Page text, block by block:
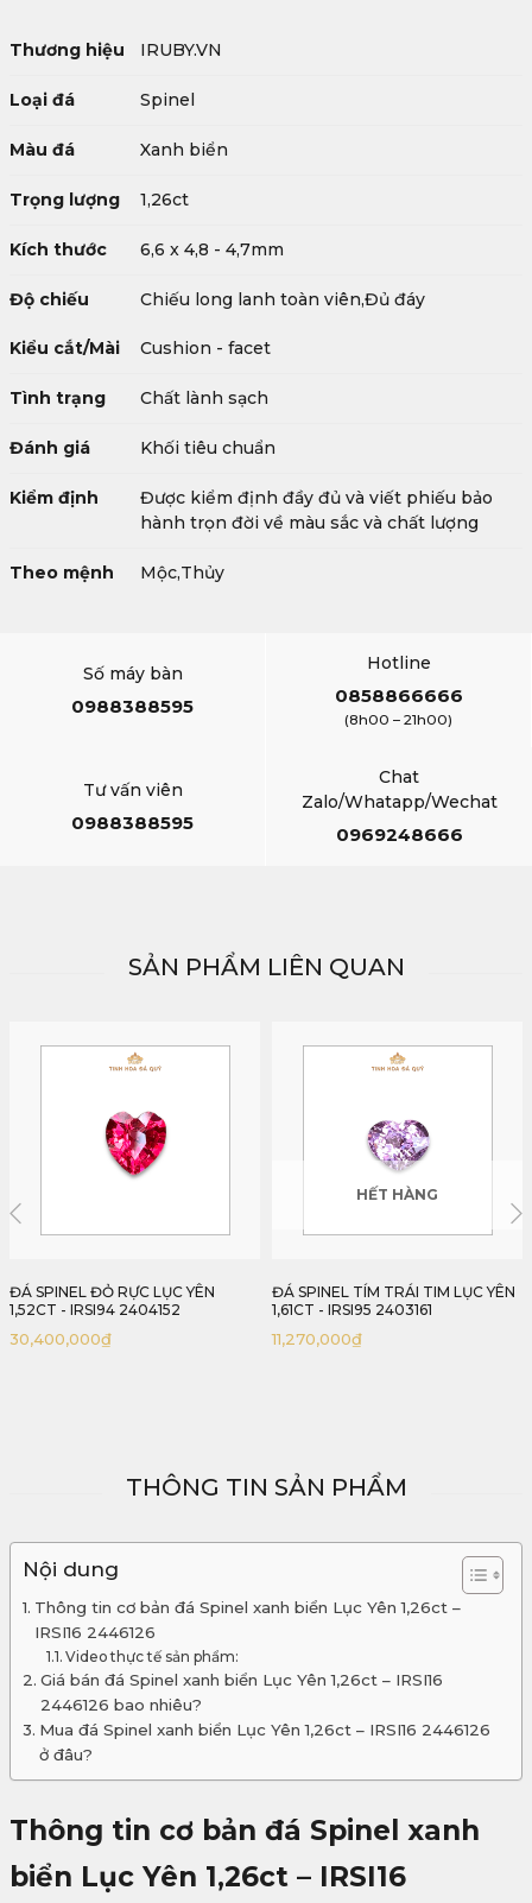
Thương hiệu IRUBY.VN
Loại đá Spinel
Màu đá Xanh biển
Trọng lượng 1,26ct
Kích thước 6,6 x 4,8 - 4,7mm
Độ chiếu Chiếu long lanh toàn viên,Đủ đáy
Kiểu cắt/Mài Cushion - facet
Tình trạng Chất lành sạch
Đánh giá Khối tiêu chuẩn
Kiểm định
Được kiểm định đầy đủ và viết phiếu bảo
hành trọn đời về màu sắc và chất lượng
Theo mệnh Mộc,Thủy
Số máy bàn
0988388595
Hotline
0858866666
(8h00 – 21h00)
Tư vấn viên
0988388595
Chat
Zalo/Whatapp/Wechat
0969248666
SẢN PHẨM LIÊN QUAN
ĐÁ SPINEL TÍM TRÁI TIM LỤC YÊN
1,61CT - IRSI95 2403161
11,270,000₫
HẾT HÀNG
ĐÁ SPINEL SẮC COBALT LỤC YÊN
1,29CT - IRSI97 2404129
25,000,000
THÔNG TIN SẢN PHẨM
Nội dung
Thông tin cơ bản đá Spinel xanh biển Lục Yên 1,26ct –
IRSI16 2446126
Video thực tế sản phẩm:
Giá bán đá Spinel xanh biển Lục Yên 1,26ct – IRSI16
2446126 bao nhiêu?
Mua đá Spinel xanh biển Lục Yên 1,26ct – IRSI16 2446126
ở đâu?
Thông tin cơ bản đá Spinel xanh
biển Lục Yên 1,26ct – IRSI16